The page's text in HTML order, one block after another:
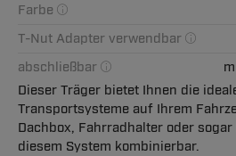
Farbe
T-Nut Adapter verwendbar
abschließbar
Dieser Träger bietet Ihnen die
Transportsysteme auf Ihrem
Dachbox, Fahrradhalter oder
diesem System kombinierbar.